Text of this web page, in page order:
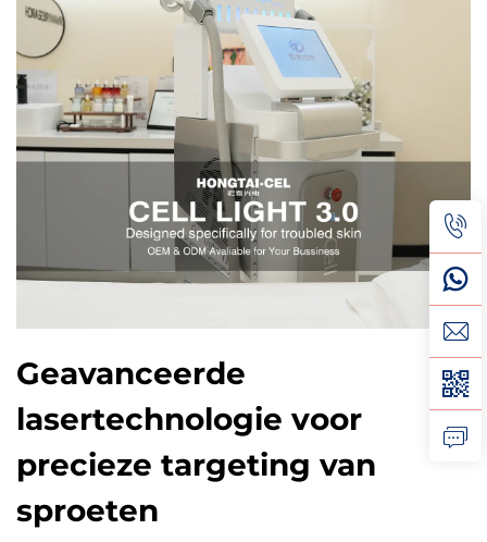
Geavanceerde
lasertechnologie voor
precieze targeting van
sproeten